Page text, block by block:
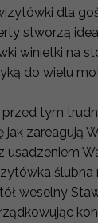
dla
stworzą
winietki na
do wielu
tym
jak zareagują
weselny